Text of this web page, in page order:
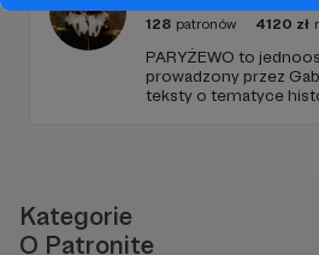
128 patronów 4120 zł
PARYŻEWO to
prowadzony przez
teksty o tematyce
Kategorie
O Patronite